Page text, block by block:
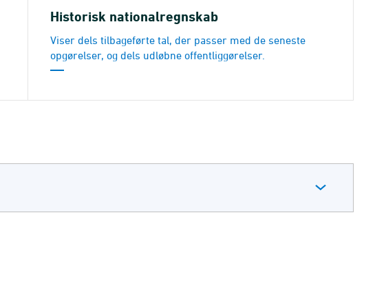
Historisk nationalregnskab
Viser dels tilbageførte tal, der passer med de seneste
opgørelser, og dels udløbne offentliggørelser.